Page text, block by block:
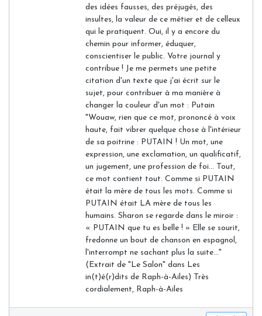
des idées fausses, des préjugés, des
insultes, la valeur de ce métier et de celleux
qui le pratiquent. Oui, il y a encore du
chemin pour informer, éduquer,
conscientiser le public. Votre journal y
contribue ! Je me permets une petite
citation d'un texte que j'ai écrit sur le
sujet, pour contribuer à ma manière à
changer la couleur d'un mot : Putain
"Wouaw, rien que ce mot, prononcé à voix
haute, fait vibrer quelque chose à l'intérieur
de sa poitrine : PUTAIN ! Un mot, une
expression, une exclamation, un qualificatif,
un jugement, une profession de foi... Tout,
ce mot contient tout. Comme si PUTAIN
était la mère de tous les mots. Comme si
PUTAIN était LA mère de tous les
humains. Sharon se regarde dans le miroir :
« PUTAIN que tu es belle ! » Elle se sourit,
fredonne un bout de chanson en espagnol,
l'interrompt ne sachant plus la suite..."
(Extrait de "Le Salon" dans Les
in(t)é(r)dits de Raph-à-Ailes) Très
cordialement, Raph-à-Ailes